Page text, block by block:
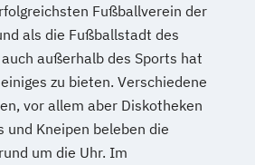
Fußballverein der
als die Fußballstadt des
außerhalb des Sports hat
zu bieten. Verschiedene
vor allem aber Diskotheken
und Kneipen beleben die
um die Uhr. Im